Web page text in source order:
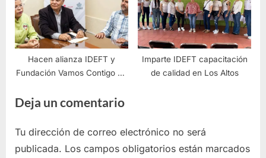
Hacen alianza IDEFT y
Fundación Vamos Contigo de
Imparte IDEFT capacitación
de calidad en Los Altos
Deja un comentario
Tu dirección de correo electrónico no será
publicada. Los campos obligatorios están marcados